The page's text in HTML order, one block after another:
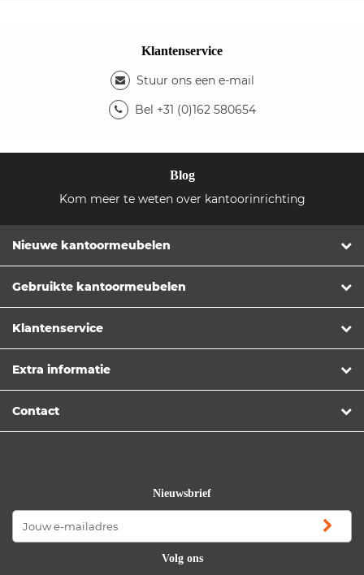
Klantenservice
Stuur ons een e-mail
Bel +31 (0)162 580654
Blog
Kom meer te weten over kantoorinrichting
Nieuwe kantoormeubelen
Gebruikte kantoormeubelen
Klantenservice
Extra informatie
Contact
Nieuwsbrief
Volg ons